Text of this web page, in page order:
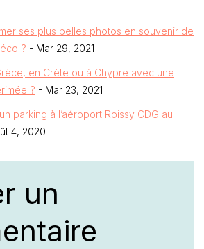
ses plus belles photos en souvenir de
? - Mar 29, 2021
en Crète ou à Chypre avec une
? - Mar 23, 2021
parking à l’aéroport Roissy CDG au
4, 2020
un